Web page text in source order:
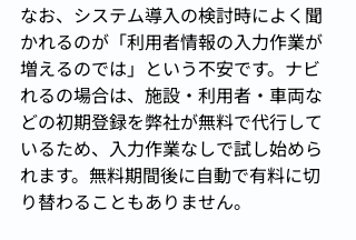
なお、システム導入の検討時によく聞
かれるのが「利用者情報の入力作業が
増えるのでは」という不安です。ナビ
れるの場合は、施設・利用者・車両な
どの初期登録を弊社が無料で代行して
いるため、入力作業なしで試し始めら
れます。無料期間後に自動で有料に切
り替わることもありません。